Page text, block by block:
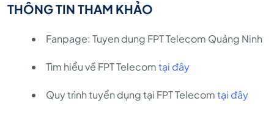
THÔNG TIN THAM KHẢO
Fanpage: Tuyen dung FPT Telecom Quảng Ninh
Tìm hiểu về FPT Telecomtại đây
Quy trình tuyển dụng tại FPT Telecomtại đây